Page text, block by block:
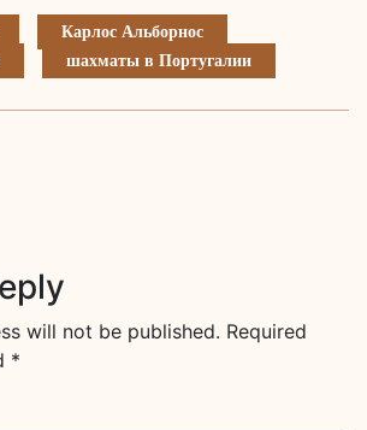
Карлос Альборнос
шахматы в Португалии
will not be published. Required
*